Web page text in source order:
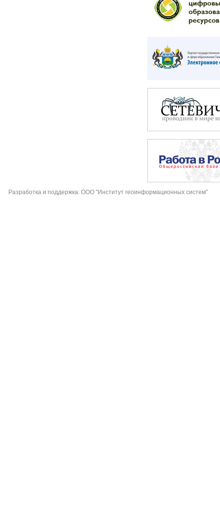
Разработка и поддержка: ООО "Институт геоинформационных систем"